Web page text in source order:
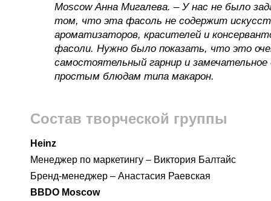
Mosсow Анна Мигалева. – У нас не было
том, что эта фасоль не содержит
ароматизаторов, красителей и
фасоли. Нужно было показать, что это
самостоятельный гарнир и замечательное
простым блюдам типа макарон.
Состав творческой группы
Heinz
Менеджер по маркетингу – Виктория Балтайс
Бренд-менеджер – Анастасия Раевская
BBDO Moscow